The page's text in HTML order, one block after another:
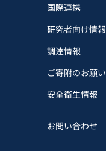
国際連携
研究者向け情報
調達情報
ご寄附のお願い
安全衛⽣情報
お問い合わせ